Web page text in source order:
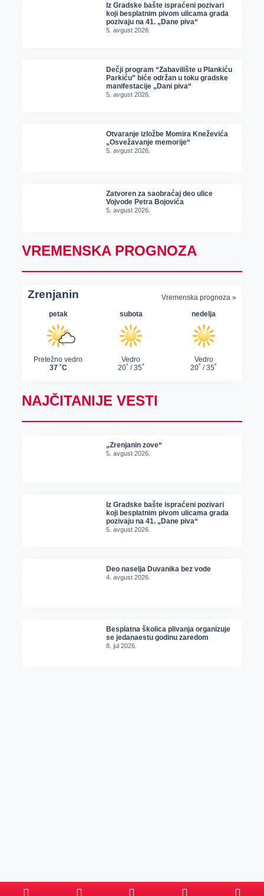
Iz Gradske bašte ispraćeni pozivari
koji besplatnim pivom ulicama grada
pozivaju na 41. „Dane piva“
5. avgust 2026.
Dečji program “Zabavilište u Plankiću
Parkiću” biće održan u toku gradske
manifestacije „Dani piva“
5. avgust 2026.
Otvaranje izložbe Momira Kneževića
„Osvežavanje memorije“
5. avgust 2026.
Zatvoren za saobraćaj deo ulice
Vojvode Petra Bojovića
5. avgust 2026.
VREMENSKA PROGNOZA
NAJČITANIJE VESTI
„Zrenjanin zove“
5. avgust 2026.
Iz Gradske bašte ispraćeni pozivari
koji besplatnim pivom ulicama grada
pozivaju na 41. „Dane piva“
5. avgust 2026.
Deo naselja Duvanika bez vode
4. avgust 2026.
Besplatna školica plivanja organizuje
se jedanaestu godinu zaredom
8. jul 2026.